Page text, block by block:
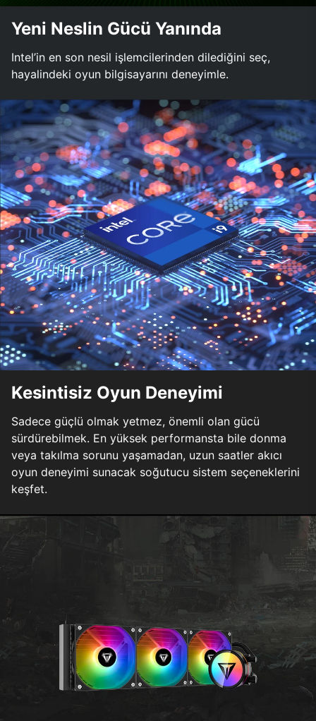
Yeni Neslin Gücü Yanında
Intel’in en son nesil işlemcilerinden dilediğini seç,
hayalindeki oyun bilgisayarını deneyimle.
Kesintisiz Oyun Deneyimi
Sadece güçlü olmak yetmez, önemli olan gücü
sürdürebilmek. En yüksek performansta bile donma
veya takılma sorunu yaşamadan, uzun saatler akıcı
oyun deneyimi sunacak soğutucu sistem seçeneklerini
keşfet.